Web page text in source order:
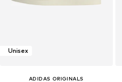
Unisex
ADIDAS ORIGINALS